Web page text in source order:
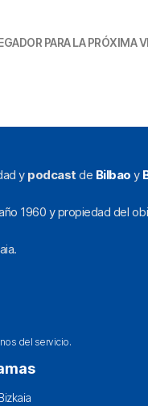
PARA LA PRÓXIMA
y podcast de Bilbao y
1960 y propiedad del
del servicio.